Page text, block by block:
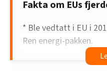
Fakta om EUs
* Ble vedtatt i EU i
Ren energi-pakken.
* Består av åtte ulike